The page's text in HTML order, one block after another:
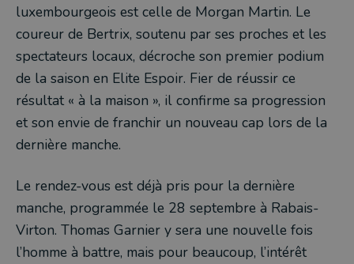
luxembourgeois est celle de Morgan Martin. Le
coureur de Bertrix, soutenu par ses proches et les
spectateurs locaux, décroche son premier podium
de la saison en Elite Espoir. Fier de réussir ce
résultat « à la maison », il confirme sa progression
et son envie de franchir un nouveau cap lors de la
dernière manche.
Le rendez-vous est déjà pris pour la dernière
manche, programmée le 28 septembre à Rabais-
Virton. Thomas Garnier y sera une nouvelle fois
l’homme à battre, mais pour beaucoup, l’intérêt